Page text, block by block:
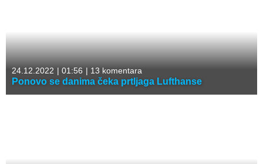
24.12.2022 | 01:56 | 13 komentara
Ponovo se danima čeka prtljaga Lufthanse